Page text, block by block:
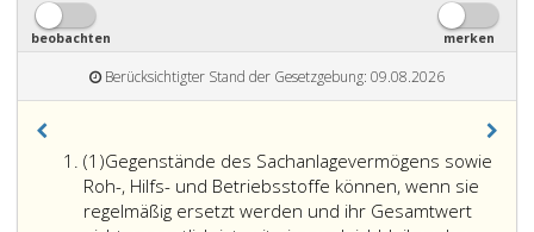
beobachten merken
Berücksichtigter Stand der Gesetzgebung: 09.08.2026
(1)Absatz
eins
Gegenstände des Sachanlagevermögens sowie
Roh-, Hilfs- und Betriebsstoffe können, wenn sie
regelmäßig ersetzt werden und ihr Gesamtwert